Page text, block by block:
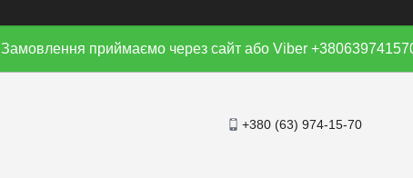
Замовлення приймаємо через сайт або Viber
+380 (63) 974-15-70